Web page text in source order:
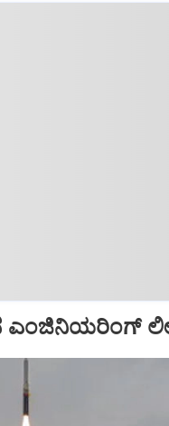
ಎಂಜಿನಿಯರಿಂಗ್‌